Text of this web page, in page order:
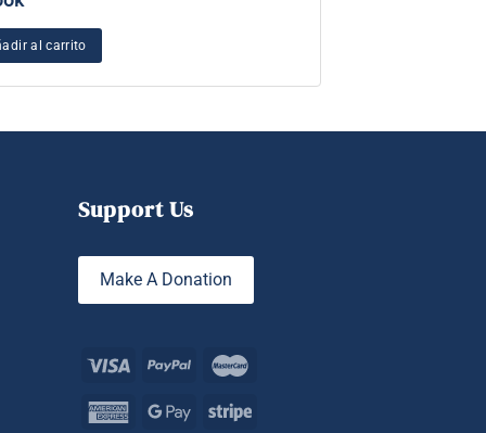
al carrito
Support Us
Make A Donation